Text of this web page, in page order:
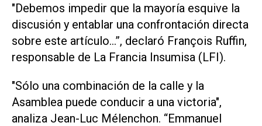
"Debemos impedir que la mayoría esquive la
discusión y entablar una confrontación directa
sobre este artículo...”, declaró François Ruffin,
responsable de La Francia Insumisa (LFI).
"Sólo una combinación de la calle y la
Asamblea puede conducir a una victoria",
analiza Jean-Luc Mélenchon. “Emmanuel